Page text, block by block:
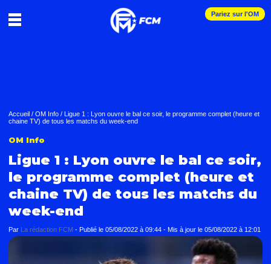
Pariez sur l'OM
Accueil / OM Info / Ligue 1 : Lyon ouvre le bal ce soir, le programme complet (heure et
chaine TV) de tous les matchs du week-end
OM Info
Ligue 1 : Lyon ouvre le bal ce soir,
le programme complet (heure et
chaine TV) de tous les matchs du
week-end
Par La rédaction FCM - Publié le 05/08/2022 à 09:44 - Mis à jour le 05/08/2022 à 12:01